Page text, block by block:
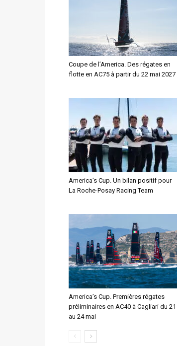
Coupe de l’America. Des régates en
flotte en AC75 à partir du 22 mai 2027
America’s Cup. Un bilan positif pour
La Roche-Posay Racing Team
America’s Cup. Premières régates
préliminaires en AC40 à Cagliari du 21
au 24 mai